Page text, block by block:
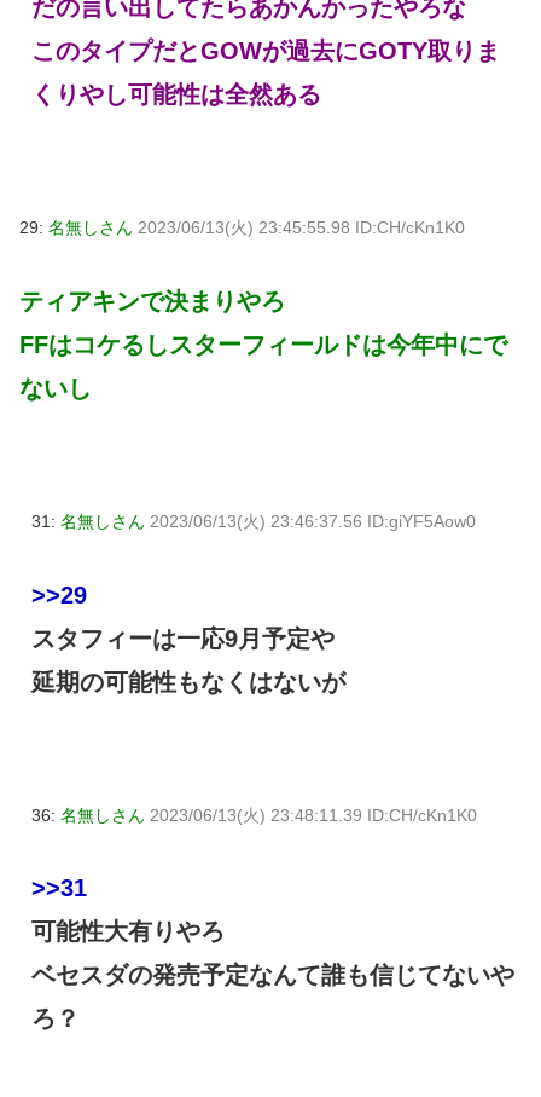
だの言い出してたらあかんかったやろな
このタイプだとGOWが過去にGOTY取りま
くりやし可能性は全然ある
29: 名無しさん 2023/06/13(火) 23:45:55.98 ID:CH/cKn1K0
ティアキンで決まりやろ
FFはコケるしスターフィールドは今年中にで
ないし
31: 名無しさん 2023/06/13(火) 23:46:37.56 ID:giYF5Aow0
>>29
スタフィーは一応9月予定や
延期の可能性もなくはないが
36: 名無しさん 2023/06/13(火) 23:48:11.39 ID:CH/cKn1K0
>>31
可能性大有りやろ
ベセスダの発売予定なんて誰も信じてないや
ろ？